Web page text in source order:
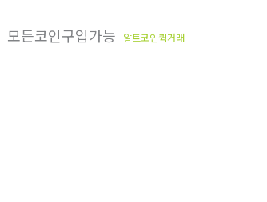
모든코인구입가능 알트코인퀵거래